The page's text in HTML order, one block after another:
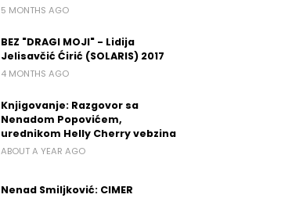
5 MONTHS AGO
BEZ "DRAGI MOJI" - Lidija
Jelisavčić Ćirić (SOLARIS) 2017
4 MONTHS AGO
Knjigovanje: Razgovor sa
Nenadom Popovićem,
urednikom Helly Cherry vebzina
ABOUT A YEAR AGO
Nenad Smiljković: CIMER